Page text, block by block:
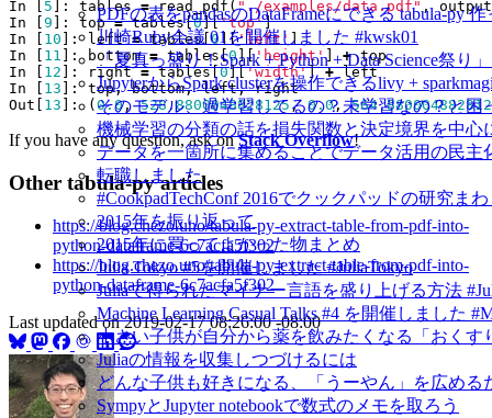
PDFの表をpandasのDataFrameにできる tabula-py
川崎Ruby会議 01を開催しました #kwsk01
「夏真っ盛り！Spark + Python + Data Science祭
JupyterからSpark clusterを操作できるlivy +
そのモデル、過学習してるの？未学習なの？と困
機械学習の分類の話を損失関数と決定境界を中心
データを一箇所に集めることでデータ活用の民主
転職しました
#CookpadTechConf 2016でクックパッドの研究ま
2015年を振り返って
2015年に買ってよかった物まとめ
Julia Tokyo #5を開催しました #JuliaTokyo
Juliaで得られたマイナー言語を盛り上げる方法
Machine Learning Casual Talks #4 を開催しました
小さい子供が自分から薬を飲みたくなる「おくす
Juliaの情報を収集しつづけるには
どんな子供も好きになる、「うーやん」を広める
SympyとJupyter notebookで数式のメモを取ろう
In 5 ]: tables = read_pdf ("./examples/data.pdf" ,
In
9 ]: top = tables[0]['top']
In
10 ]: left = tables[0]['left' ]
In
11 ]: bottom = tables[0]['height'] + top
In
12 ]: right = tables[0]['width'] + left
In
13 ]: top, bottom, left, right
Out
13 ]: ( 0.0, 528.8800048828125 , 0.0,
If you have any question, ask onStack Overflow!
Other tabula-py articles
https://blog.chezo.uno/tabula-py-extract-table-from-pdf-into-
python-dataframe-6c7acfa5f302
https://blog.chezo.uno/tabula-py-extract-table-from-pdf-into-
python-dataframe-6c7acfa5f302
Last updated on2019-02-17 08:26:00 -08:00